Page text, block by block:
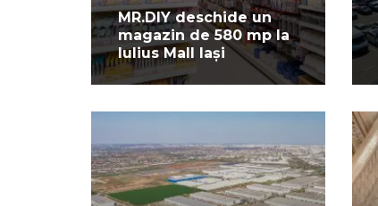
MR.DIY deschide un
magazin de 580 mp la
Iulius Mall Iași